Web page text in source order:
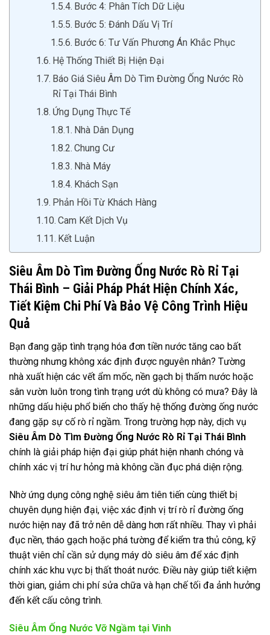
Bước 4: Phân Tích Dữ Liệu
Bước 5: Đánh Dấu Vị Trí
Bước 6: Tư Vấn Phương Án Khắc Phục
Hệ Thống Thiết Bị Hiện Đại
Báo Giá Siêu Âm Dò Tìm Đường Ống Nước Rò
Rỉ Tại Thái Bình
Ứng Dụng Thực Tế
Nhà Dân Dụng
Chung Cư
Nhà Máy
Khách Sạn
Phản Hồi Từ Khách Hàng
Cam Kết Dịch Vụ
Kết Luận
Siêu Âm Dò Tìm Đường Ống Nước Rò Rỉ Tại
Thái Bình – Giải Pháp Phát Hiện Chính Xác,
Tiết Kiệm Chi Phí Và Bảo Vệ Công Trình Hiệu
Quả
Bạn đang gặp tình trạng hóa đơn tiền nước tăng cao bất
thường nhưng không xác định được nguyên nhân? Tường
nhà xuất hiện các vết ẩm mốc, nền gạch bị thấm nước hoặc
sân vườn luôn trong tình trạng ướt dù không có mưa? Đây là
những dấu hiệu phổ biến cho thấy hệ thống đường ống nước
đang gặp sự cố rò rỉ ngầm. Trong trường hợp này, dịch vụ
Siêu Âm Dò Tìm Đường Ống Nước Rò Rỉ Tại Thái Bình
chính là giải pháp hiện đại giúp phát hiện nhanh chóng và
chính xác vị trí hư hỏng mà không cần đục phá diện rộng.
Nhờ ứng dụng công nghệ siêu âm tiên tiến cùng thiết bị
chuyên dụng hiện đại, việc xác định vị trí rò rỉ đường ống
nước hiện nay đã trở nên dễ dàng hơn rất nhiều. Thay vì phải
đục nền, tháo gạch hoặc phá tường để kiểm tra thủ công, kỹ
thuật viên chỉ cần sử dụng máy dò siêu âm để xác định
chính xác khu vực bị thất thoát nước. Điều này giúp tiết kiệm
thời gian, giảm chi phí sửa chữa và hạn chế tối đa ảnh hưởng
đến kết cấu công trình.
Siêu Âm Ống Nước Vỡ Ngầm tại Vinh